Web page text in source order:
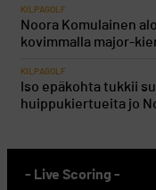
KILPAGOLF
Noora Komulainen
kovimmalla major-
KILPAGOLF
Iso epäkohta tukkii
huippukiertueita jo
- Live Scoring -